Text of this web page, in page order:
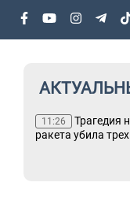
11:26
Трагедия
ракета убила